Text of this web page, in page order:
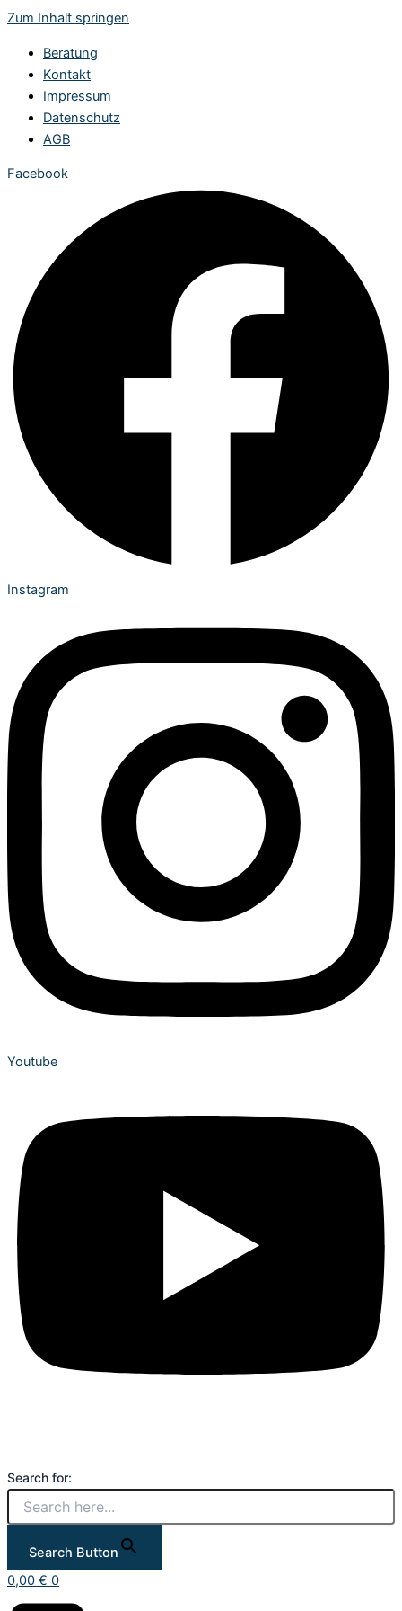
Zum Inhalt springen
Beratung
Kontakt
Impressum
Datenschutz
AGB
Facebook
Instagram
Youtube
Search for:
Search Button
0,00 € 0